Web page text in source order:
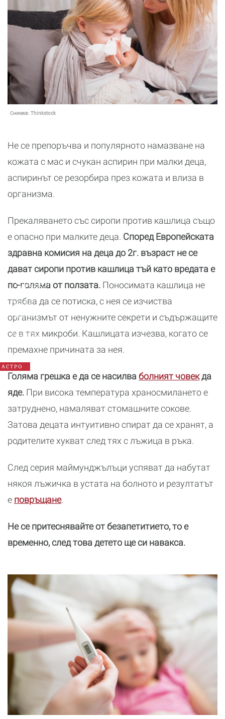
Снимка: Thinkstock
Не се препоръчва и популярното намазване на
кожата с мас и счукан аспирин при малки деца,
аспиринът се резорбира през кожата и влиза в
организма.
Прекаляването със сиропи против кашлица също
е опасно при малките деца. Според Европейската
здравна комисия на деца до 2г. възраст не се
дават сиропи против кашлица тъй като вредата е
по-голяма от ползата. Поносимата кашлица не
трябва да се потиска, с нея се изчиства
организмът от ненужните секрети и съдържащите
се в тях микроби. Кашлицата изчезва, когато се
премахне причината за нея.
Годишен
2026:
Какво
да
очаква
зодия
АСТРО
Голяма грешка е да се насилва болният човекда
яде. При висока температура храносмилането е
затруднено, намаляват стомашните сокове.
Затова децата интуитивно спират да се хранят, а
родителите хукват след тях с лъжица в ръка.
След серия маймунджълъци успяват да набутат
някоя лъжичка в устата на болното и резултатът
е повръщане.
Не се притеснявайте от безапетитието, то е
временно, след това детето ще си навакса.